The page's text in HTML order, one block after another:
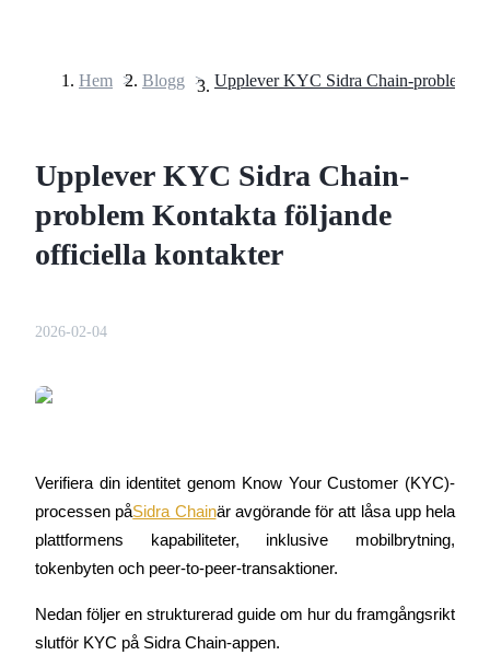
USDT Futures
Futures för kryptovaluta
Hem > Blogg >
Upplever KYC Sidra Chain-
problem Kontakta följande
officiella kontakter
2026-02-04
Verifiera din identitet genom Know Your Customer (KYC)-
processen påSidra Chainär avgörande för att låsa upp hela
plattformens kapabiliteter, inklusive mobilbrytning,
tokenbyten och peer-to-peer-transaktioner.
Nedan följer en strukturerad guide om hur du framgångsrikt
slutför KYC på Sidra Chain-appen.